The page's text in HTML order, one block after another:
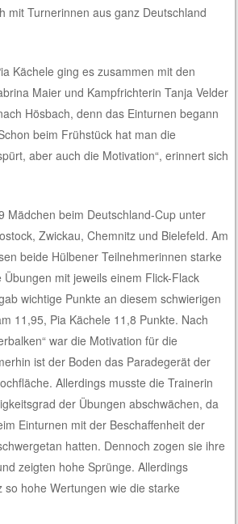
mit Turnerinnen aus ganz Deutschland
Kächele ging es zusammen mit den
Maier und Kampfrichterin Tanja Velder
Hösbach, denn das Einturnen begann
beim Frühstück hat man die
aber auch die Motivation“, erinnert sich
Mädchen beim Deutschland-Cup unter
Zwickau, Chemnitz und Bielefeld. Am
beide Hülbener Teilnehmerinnen starke
mit jeweils einem Flick-Flack
wichtige Punkte an diesem schwierigen
11,95, Pia Kächele 11,8 Punkte. Nach
war die Motivation für die
ist der Boden das Paradegerät der
Allerdings musste die Trainerin
der Übungen abschwächen, da
Einturnen mit der Beschaffenheit der
hatten. Dennoch zogen sie ihre
zeigten hohe Sprünge. Allerdings
so hohe Wertungen wie die starke